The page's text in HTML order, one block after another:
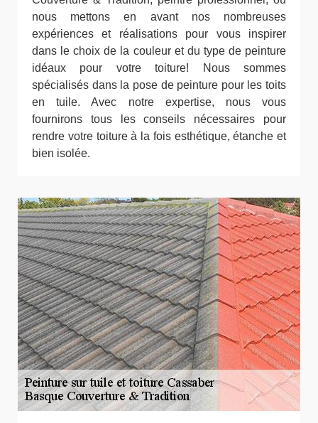
nous mettons en avant nos nombreuses
expériences et réalisations pour vous inspirer
dans le choix de la couleur et du type de peinture
idéaux pour votre toiture! Nous sommes
spécialisés dans la pose de peinture pour les toits
en tuile. Avec notre expertise, nous vous
fournirons tous les conseils nécessaires pour
rendre votre toiture à la fois esthétique, étanche et
bien isolée.